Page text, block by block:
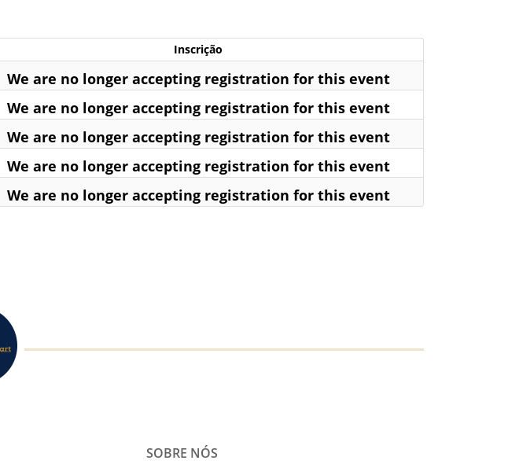
Inscrição
We are no longer accepting registration for this event
We are no longer accepting registration for this event
We are no longer accepting registration for this event
We are no longer accepting registration for this event
We are no longer accepting registration for this event
SOBRE NÓS